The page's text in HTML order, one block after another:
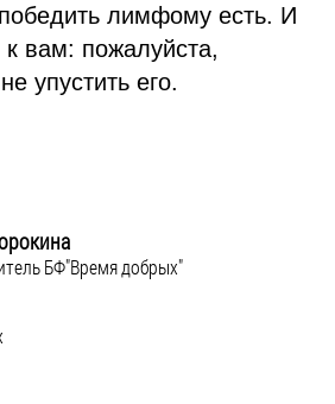
лимфому есть. И
вам: пожалуйста,
упустить его.
БФ"Время добрых"